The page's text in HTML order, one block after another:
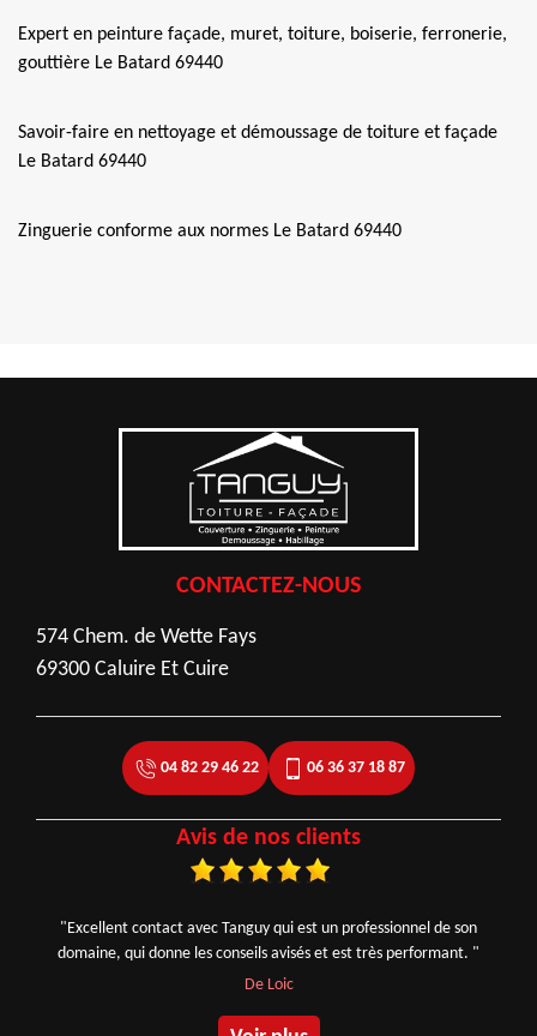
Expert en peinture façade, muret, toiture, boiserie, ferronerie,
gouttière Le Batard 69440
Savoir-faire en nettoyage et démoussage de toiture et façade
Le Batard 69440
Zinguerie conforme aux normes Le Batard 69440
CONTACTEZ-NOUS
574 Chem. de Wette Fays
69300 Caluire Et Cuire
04 82 29 46 22 06 36 37 18 87
Avis de nos clients
"Excellent contact avec Tanguy qui est un professionnel de son
domaine, qui donne les conseils avisés et est très performant. "
De Loic